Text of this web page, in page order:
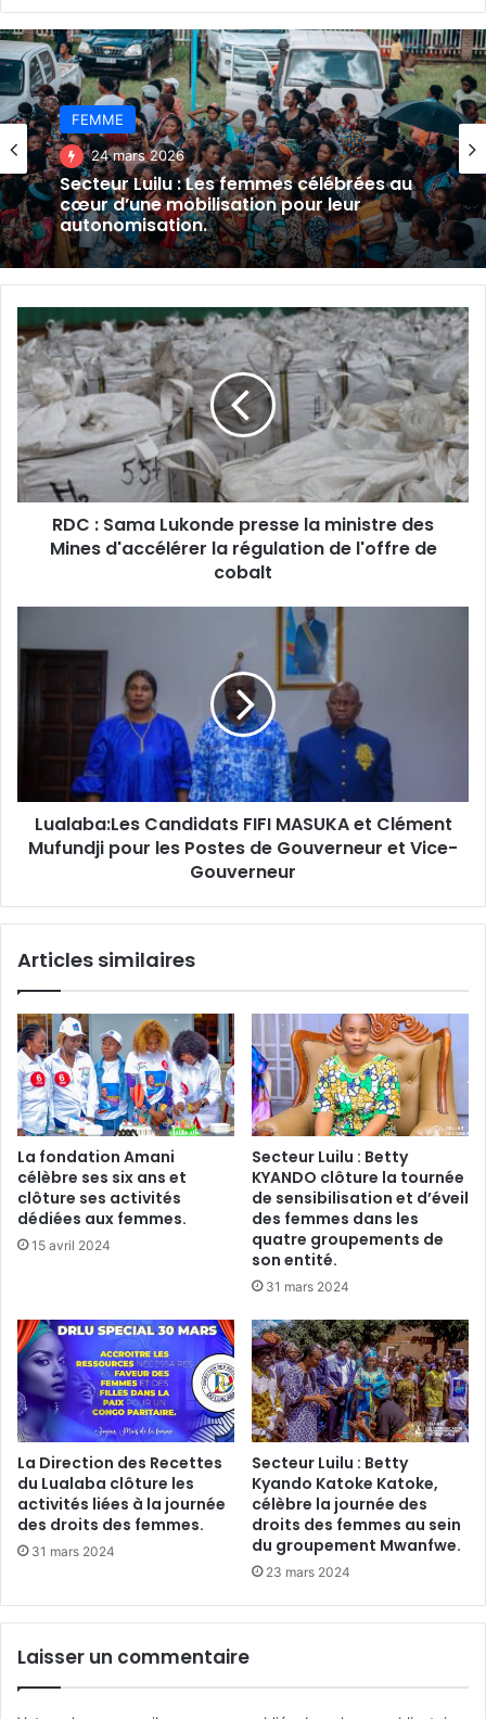
FEMME
24 mars 2026
Secteur Luilu : Les femmes célébrées au
cœur d’une mobilisation pour leur
autonomisation.
:
Sama
Lukonde
presse
la
ministre
des
Mines
d'accélérer
RDC : Sama Lukonde presse la ministre des
Mines d'accélérer la régulation de l'offre de
cobalt
les
Postes
de
Vice-
Lualaba:Les Candidats FIFI MASUKA et Clément
Mufundji pour les Postes de Gouverneur et Vice-
Gouverneur
Articles similaires
La fondation Amani
célèbre ses six ans et
clôture ses activités
dédiées aux femmes.
15 avril 2024
Secteur Luilu : Betty
KYANDO clôture la tournée
de sensibilisation et d’éveil
des femmes dans les
quatre groupements de
son entité.
31 mars 2024
La Direction des Recettes
du Lualaba clôture les
activités liées à la journée
des droits des femmes.
31 mars 2024
Secteur Luilu : Betty
Kyando Katoke Katoke,
célèbre la journée des
droits des femmes au sein
du groupement Mwanfwe.
23 mars 2024
Laisser un commentaire